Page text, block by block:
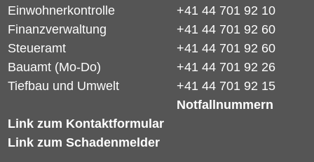
Einwohnerkontrolle
+41 44 701 92 10
Finanzverwaltung
+41 44 701 92 60
Steueramt
+41 44 701 92 60
Bauamt (Mo-Do)
+41 44 701 92 26
Tiefbau und Umwelt
Link zum Kontaktformular
Link zum Schadenmelder
+41 44 701 92 15
Notfallnummern